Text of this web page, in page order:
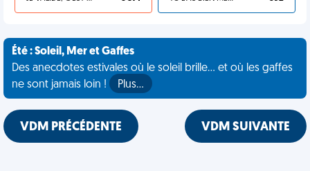
Été : Soleil, Mer et Gaffes
Des anecdotes estivales où le soleil brille... et où les gaffes
ne sont jamais loin !
Plus…
VDM PRÉCÉDENTE VDM SUIVANTE